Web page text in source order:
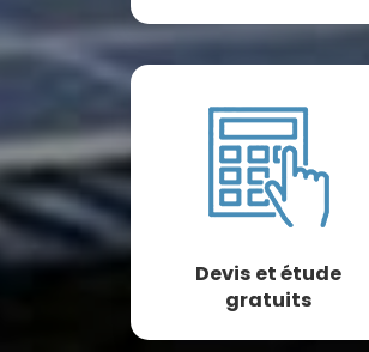
Devis et étude
gratuits